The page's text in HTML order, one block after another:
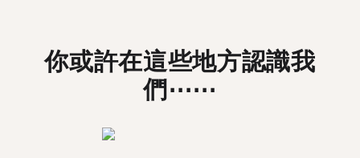
你或許在這些地方認識我
們⋯⋯